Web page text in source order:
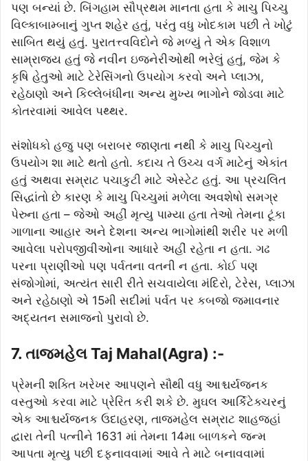
પણ બન્યાં છે. બિંગહામ સૌપ્રથમ માનતા હતા કે માચુ પિચ્ચુ
વિલ્કાબામ્બાનું ગુપ્ત શહેર હતું, પરંતુ વધુ ખોદકામ પછી તે ખોટું
સાબિત થયું હતું. પુરાતત્ત્વવિદોને જે મળ્યું તે એક વિશાળ
સામ્રાજ્ય હતું જે નવીન ઇજનેરીઓથી ભરેલું હતું, જેમ કે
કૃષિ હેતુઓ માટે ટેરેસિંગનો ઉપયોગ કરવો અને પ્લાઝા,
રહેઠાણો અને કિલ્લેબંધીના અન્ય મુખ્ય ભાગોને જોડવા માટે
કોતરવામાં આવેલ પથ્થર.
સંશોધકો હજુ પણ બરાબર જાણતા નથી કે માચુ પિચ્ચુનો
ઉપયોગ શા માટે થતો હતો. કદાચ તે ઉચ્ચ વર્ગ માટેનું એકાંત
હતું અથવા સમ્રાટ પચાકુટી માટે એસ્ટેટ હતું. આ પ્રચલિત
સિદ્ધાંતો છે કારણ કે માચુ પિચ્ચુમાં મળેલા અવશેષો સમગ્ર
પેરુના હતા – જેઓ અહીં મૃત્યુ પામ્યા હતા તેઓ તેમના ટૂંકા
ગાળાના આહાર અને દેશના અન્ય ભાગોમાંથી શરીર પર મળી
આવેલા પરોપજીવીઓના આધારે અહીં રહેતા ન હતા. ગઢ
પરના પ્રાણીઓ પણ પર્વતના વતની ન હતા. કોઈ પણ
સંજોગોમાં, અત્યંત સારી રીતે સચવાયેલા મંદિરો, ટેરેસ, પ્લાઝા
અને રહેઠાણો એ 15મી સદીમાં પર્વત પર કબજો જમાવનાર
અદ્યતન સમાજનો પુરાવો છે.
7. તાજમહેલ Taj Mahal(Agra) :-
પ્રેમની શક્તિ ખરેખર આપણને સૌથી વધુ આશ્ચર્યજનક
વસ્તુઓ કરવા માટે પ્રેરિત કરી શકે છે. મુઘલ આર્કિટેક્ચરનું
એક આશ્ચર્યજનક ઉદાહરણ, તાજમહેલ સમ્રાટ શાહજહાં
દ્વારા તેની પત્નીને 1631 માં તેમના 14મા બાળકને જન્મ
આપતા મૃત્યુ પછી દફનાવવામાં આવે તે માટે બનાવવામાં